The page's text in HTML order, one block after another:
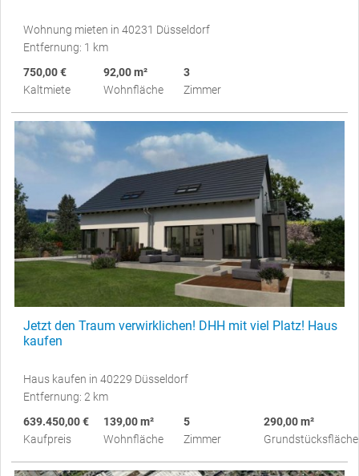
Wohnung mieten in 40231 Düsseldorf
Entfernung: 1 km
750,00 €
Kaltmiete
92,00 m²
Wohnfläche
3
Zimmer
Jetzt den Traum verwirklichen! DHH mit viel Platz! Haus
kaufen
Haus kaufen in 40229 Düsseldorf
Entfernung: 2 km
639.450,00 €
Kaufpreis
139,00 m²
Wohnfläche
5
Zimmer
290,00 m²
Grundstücksfläche